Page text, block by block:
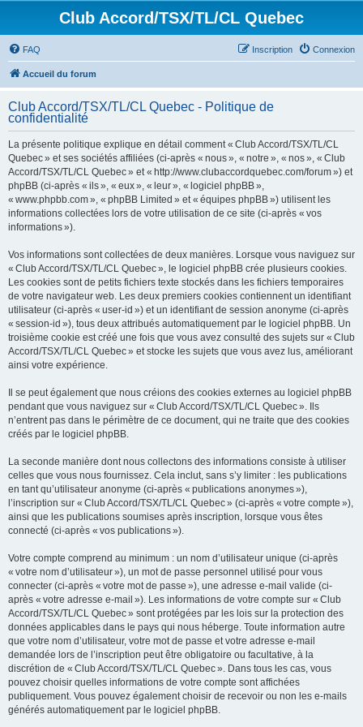
Club Accord/TSX/TL/CL Quebec
FAQ Connexion
Inscription
Accueil du forum
Club Accord/TSX/TL/CL Quebec - Politique de
confidentialité
La présente politique explique en détail comment « Club Accord/TSX/TL/CL
Quebec » et ses sociétés affiliées (ci-après « nous », « notre », « nos », « Club
Accord/TSX/TL/CL Quebec » et « http://www.clubaccordquebec.com/forum ») et
phpBB (ci-après « ils », « eux », « leur », « logiciel phpBB »,
« www.phpbb.com », « phpBB Limited » et « équipes phpBB ») utilisent les
informations collectées lors de votre utilisation de ce site (ci-après « vos
informations »).
Vos informations sont collectées de deux manières. Lorsque vous naviguez sur
« Club Accord/TSX/TL/CL Quebec », le logiciel phpBB crée plusieurs cookies.
Les cookies sont de petits fichiers texte stockés dans les fichiers temporaires
de votre navigateur web. Les deux premiers cookies contiennent un identifiant
utilisateur (ci-après « user-id ») et un identifiant de session anonyme (ci-après
« session-id »), tous deux attribués automatiquement par le logiciel phpBB. Un
troisième cookie est créé une fois que vous avez consulté des sujets sur « Club
Accord/TSX/TL/CL Quebec » et stocke les sujets que vous avez lus, améliorant
ainsi votre expérience.
Il se peut également que nous créions des cookies externes au logiciel phpBB
pendant que vous naviguez sur « Club Accord/TSX/TL/CL Quebec ». Ils
n’entrent pas dans le périmètre de ce document, qui ne traite que des cookies
créés par le logiciel phpBB.
La seconde manière dont nous collectons des informations consiste à utiliser
celles que vous nous fournissez. Cela inclut, sans s’y limiter : les publications
en tant qu’utilisateur anonyme (ci-après « publications anonymes »),
l’inscription sur « Club Accord/TSX/TL/CL Quebec » (ci-après « votre compte »),
ainsi que les publications soumises après inscription, lorsque vous êtes
connecté (ci-après « vos publications »).
Votre compte comprend au minimum : un nom d’utilisateur unique (ci-après
« votre nom d’utilisateur »), un mot de passe personnel utilisé pour vous
connecter (ci-après « votre mot de passe »), une adresse e-mail valide (ci-
après « votre adresse e-mail »). Les informations de votre compte sur « Club
Accord/TSX/TL/CL Quebec » sont protégées par les lois sur la protection des
données applicables dans le pays qui nous héberge. Toute information autre
que votre nom d’utilisateur, votre mot de passe et votre adresse e-mail
demandée lors de l’inscription peut être obligatoire ou facultative, à la
discrétion de « Club Accord/TSX/TL/CL Quebec ». Dans tous les cas, vous
pouvez choisir quelles informations de votre compte sont affichées
publiquement. Vous pouvez également choisir de recevoir ou non les e-mails
générés automatiquement par le logiciel phpBB.